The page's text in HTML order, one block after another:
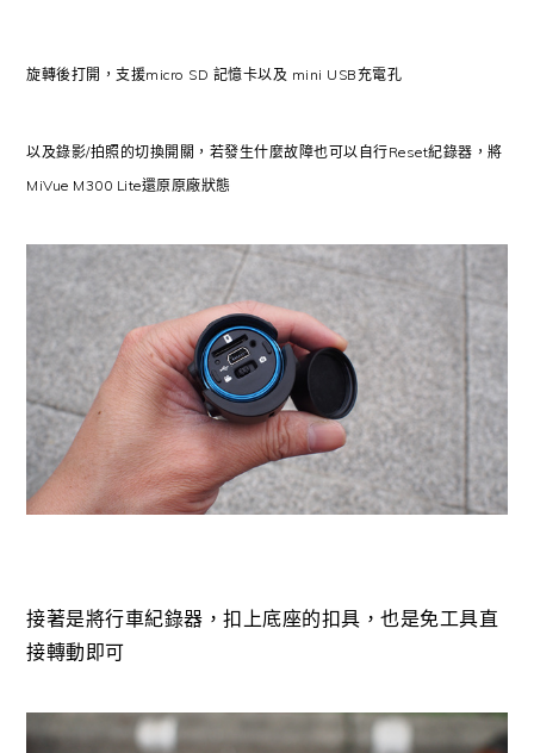
旋轉後打開，支援micro SD 記憶卡以及 mini USB充電孔
以及錄影/拍照的切換開關，若發生什麼故障也可以自行Reset紀錄器，將
MiVue M300 Lite還原原廠狀態
接著是將行車紀錄器，扣上底座的扣具，也是免工具直
接轉動即可